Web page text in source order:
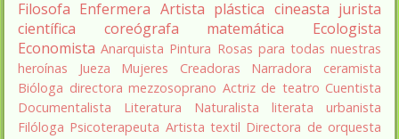
Filosofa Enfermera Artista plástica cineasta jurista
científica
coreógrafa matemática
Ecologista
Economista Anarquista Pintura Rosas para todas nuestras
heroínas
Jueza Mujeres Creadoras Narradora
ceramista
Bióloga directora mezzosoprano Actriz de teatro Cuentista
Documentalista
Literatura Naturalista literata
urbanista
Filóloga Psicoterapeuta Artista textil Directora de orquesta